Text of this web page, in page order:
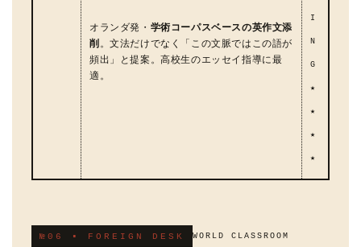
オランダ発・ 学術コーパスベースの英作文添
削 。文法だけでなく「この文脈ではこの語が
頻出」と提案。高校生のエッセイ指導に最
適。
I
N
G
★
★
★
★
№06 ▪ FOREIGN DESK WORLD CLASSROOM